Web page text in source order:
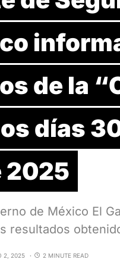
de la
días
2025
de México El
resultados
2, 2025 2 MINUTE READ